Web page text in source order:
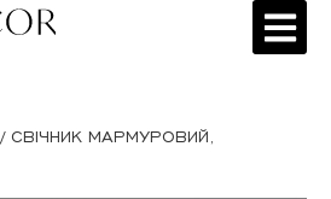
/ СВІЧНИК МАРМУРОВИЙ,